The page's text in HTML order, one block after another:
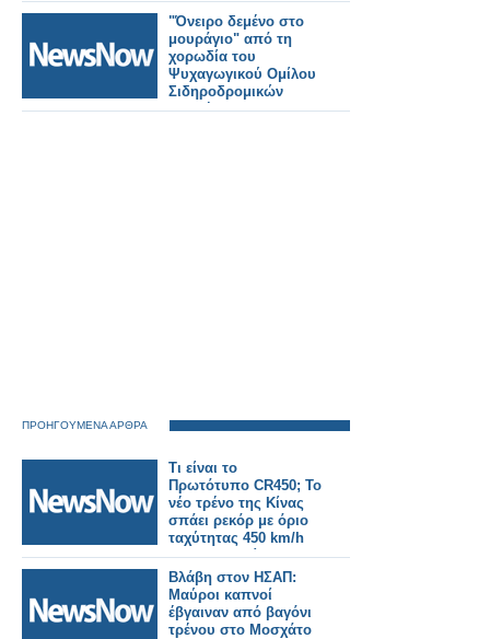
"Όνειρο δεμένο στο
μουράγιο" από τη
χορωδία του
Ψυχαγωγικού Ομίλου
Σιδηροδρομικών
Αττικής
ΠΡΟΗΓΟΥΜΕΝΑ ΑΡΘΡΑ
Τι είναι το
Πρωτότυπο CR450; Το
νέο τρένο της Κίνας
σπάει ρεκόρ με όριο
ταχύτητας 450 km/h
και προκαλεί
παγκόσμιο
ενδιαφέρον
Βλάβη στον ΗΣΑΠ:
Μαύροι καπνοί
έβγαιναν από βαγόνι
τρένου στο Μοσχάτο